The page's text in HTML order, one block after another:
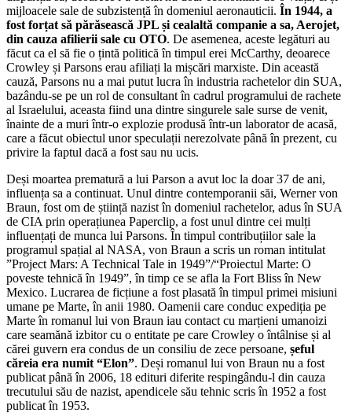
mijloacele sale de subzistență în domeniul aeronauticii. În 1944, a
fost forțat să părăsească JPL și cealaltă companie a sa, Aerojet,
din cauza afilierii sale cu OTO. De asemenea, aceste legături au
făcut ca el să fie o țintă politică în timpul erei McCarthy, deoarece
Crowley și Parsons erau afiliați la mișcări marxiste. Din această
cauză, Parsons nu a mai putut lucra în industria rachetelor din SUA,
bazându-se pe un rol de consultant în cadrul programului de rachete
al Israelului, aceasta fiind una dintre singurele sale surse de venit,
înainte de a muri într-o explozie produsă într-un laborator de acasă,
care a făcut obiectul unor speculații nerezolvate până în prezent, cu
privire la faptul dacă a fost sau nu ucis.
Deși moartea prematură a lui Parson a avut loc la doar 37 de ani,
influența sa a continuat. Unul dintre contemporanii săi, Werner von
Braun, fost om de știință nazist în domeniul rachetelor, adus în SUA
de CIA prin operațiunea Paperclip, a fost unul dintre cei mulți
influențați de munca lui Parsons. În timpul contribuțiilor sale la
programul spațial al NASA, von Braun a scris un roman intitulat
”Project Mars: A Technical Tale in 1949”/“Proiectul Marte: O
poveste tehnică în 1949”, în timp ce se afla la Fort Bliss în New
Mexico. Lucrarea de ficțiune a fost plasată în timpul primei misiuni
umane pe Marte, în anii 1980. Oamenii care conduc expediția pe
Marte în romanul lui von Braun iau contact cu marțieni umanoizi
care seamănă izbitor cu o entitate pe care Crowley o întâlnise și al
cărei guvern era condus de un consiliu de zece persoane, șeful
căreia era numit “Elon”. Deși romanul lui von Braun nu a fost
publicat până în 2006, 18 edituri diferite respingându-l din cauza
trecutului său de nazist, apendicele său tehnic scris în 1952 a fost
publicat în 1953.